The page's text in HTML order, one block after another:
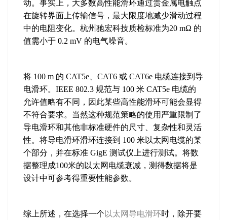
动。事实上，大多数高性能滑环通过贵金属电触点
在旋转界面上传输信号，最大限度地减少滑动过程
中的电阻变化。杭州驰宏科技质检标准为20 mΩ 的
值需小于 0.2 mV 的电气噪音。
将 100 m 的 CAT5e、CAT6 或 CAT6e 电缆连接到导
电滑环。IEEE 802.3 规范与 100 米 CAT5e 电缆的
允许值略有不同，因此某些高性能滑环可能会显得
不符合要求。当然这种规范策略的使用严重限制了
导电滑环和其他非标准硬件的尺寸、复杂性和灵活
性。将导电滑环滑环连接到 100 米以太网电缆的某
个部分，并在标准 GigE 测试仪上进行测试。将数
据整理成100米的以太网电缆衰减，测得数据将是
设计中可参考得重要性能参数。
综上所述，在选择一个 以太网导电滑环时，除开要